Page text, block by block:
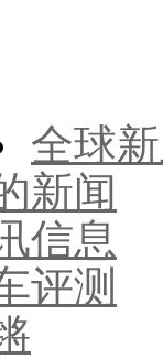
全球
新闻
信息
评测